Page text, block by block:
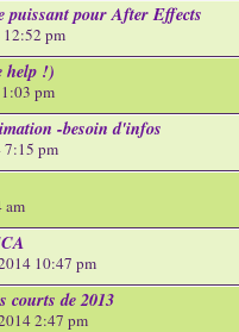
puissant pour After Effects
pm
help !)
pm
-besoin d'infos
7:15 pm
am
10:47 pm
courts de 2013
2:47 pm